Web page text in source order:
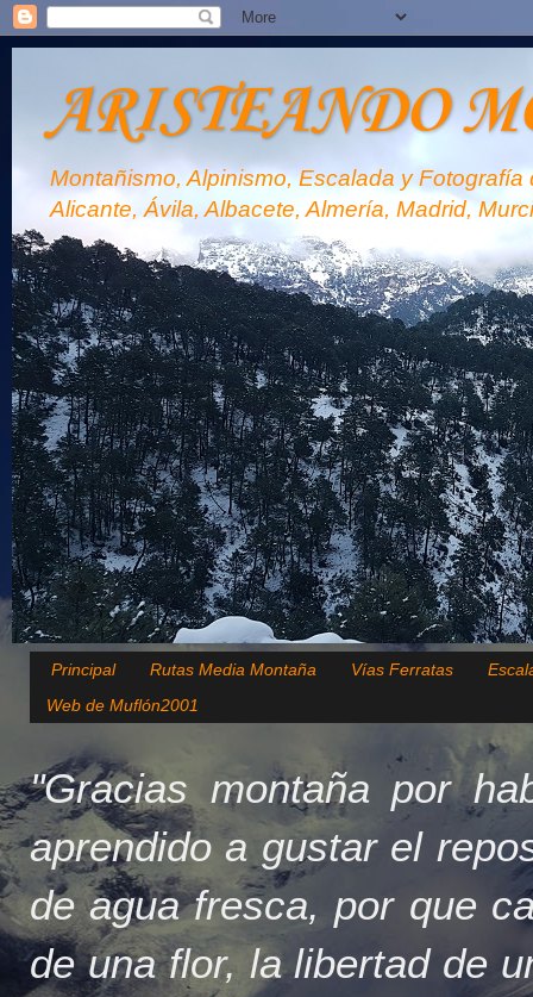
ARISTEANDO
Montañismo, Alpinismo, Escalada y
Alicante, Ávila, Albacete, Almería, Madrid,
Principal Rutas Media Montaña Vías Ferratas
Web de Muflón2001
"Gracias montaña por
aprendido a gustar el
de agua fresca, por que
de una flor, la libertad de